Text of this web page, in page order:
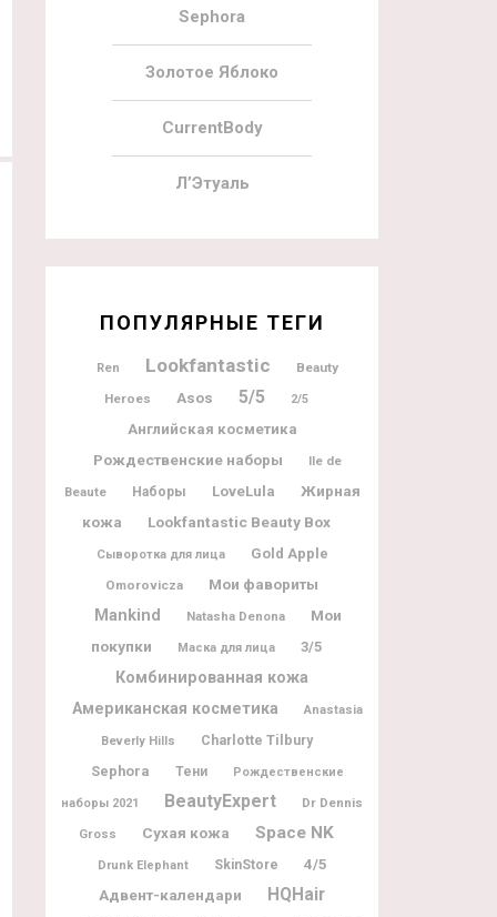
Sephora
Золотое Яблоко
CurrentBody
Л’Этуаль
ПОПУЛЯРНЫЕ ТЕГИ
Ren Lookfantastic
Beauty
Heroes
Asos 5/5 2/5
Английская косметика
Рождественские наборы
Ile de
Beaute
Наборы LoveLula
Жирная
кожа
Lookfantastic Beauty Box
Сыворотка для лица Gold Apple
Omorovicza Мои фавориты
Mankind Natasha Denona
Мои
покупки
Маска для лица 3/5
Комбинированная кожа
Американская косметика
Anastasia
Beverly Hills
Charlotte Tilbury
Sephora
Тени Рождественские
наборы 2021 BeautyExpert
Dr Dennis
Gross
Сухая кожа Space NK
Drunk Elephant SkinStore 4/5
Адвент-календари HQHair